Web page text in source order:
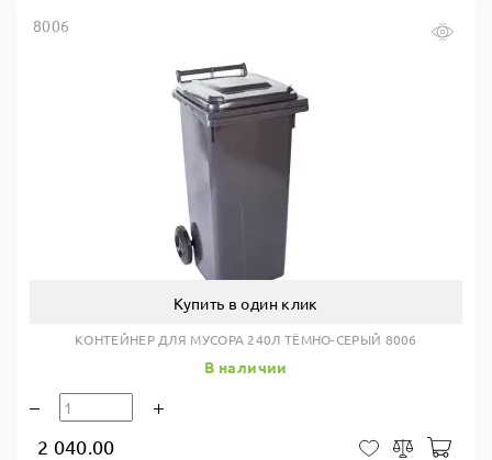
8006
Купить в один клик
КОНТЕЙНЕР ДЛЯ МУСОРА 240Л ТЁМНО-СЕРЫЙ 8006
В наличии
2 040.00 В закладки
Сравнить